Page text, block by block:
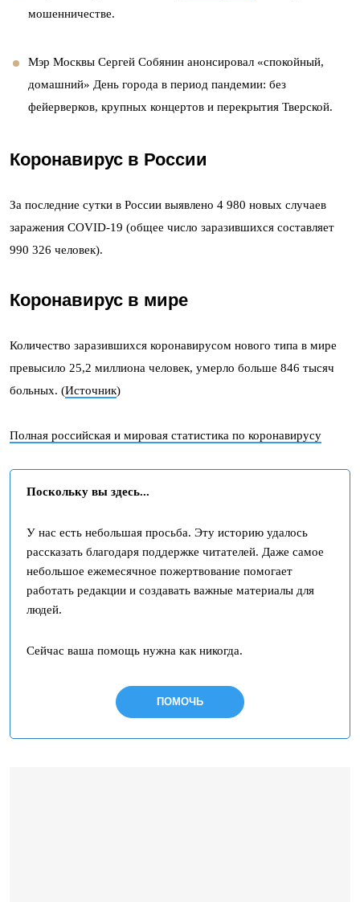
мошенничестве.
Мэр Москвы Сергей Собянин анонсировал «спокойный,
домашний» День города в период пандемии: без
фейерверков, крупных концертов и перекрытия Тверской.
Коронавирус в России
За последние сутки в России выявлено 4 980 новых случаев
заражения COVID-19 (общее число заразившихся составляет
990 326 человек).
Коронавирус в мире
Количество заразившихся коронавирусом нового типа в мире
превысило 25,2 миллиона человек, умерло больше 846 тысяч
больных. (Источник)
Полная российская и мировая статистика по коронавирусу
Поскольку вы здесь...
У нас есть небольшая просьба. Эту историю удалось
рассказать благодаря поддержке читателей. Даже самое
небольшое ежемесячное пожертвование помогает
работать редакции и создавать важные материалы для
людей.
Сейчас ваша помощь нужна как никогда.
ПОМОЧЬ